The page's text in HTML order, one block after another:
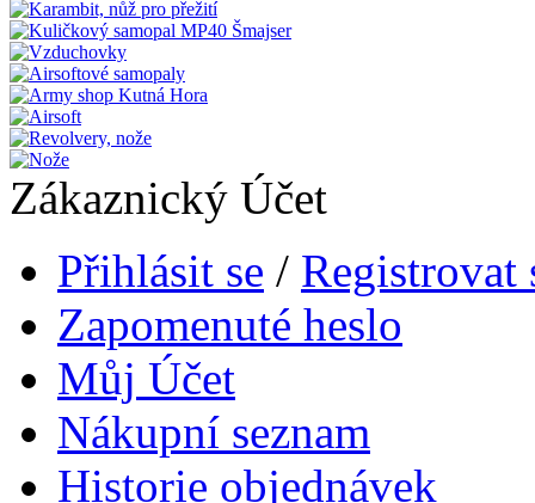
Zákaznický Účet
Přihlásit se / Registrovat
Zapomenuté heslo
Můj Účet
Nákupní seznam
Historie objednávek